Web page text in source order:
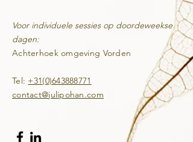
Voor individuele sessies op doordeweekse
dagen:
Achterhoek omgeving Vorden
Tel: +31(0)643888771​
contact@julipohan.com